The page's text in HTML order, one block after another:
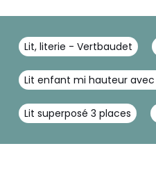
Lit, literie - Vertbaudet
Lit enfant mi hauteur
Lit superposé 3 places